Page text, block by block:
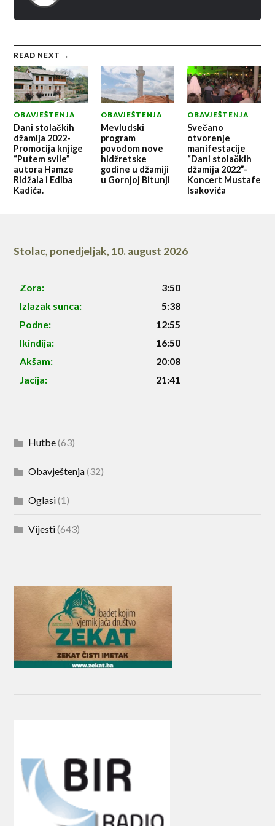
READ NEXT →
OBAVJEŠTENJA
Dani stolačkih
džamija 2022-
Promocija knjige
“Putem svile”
autora Hamze
Ridžala i Ediba
Kadića.
OBAVJEŠTENJA
Mevludski
program
povodom nove
hidžretske
godine u džamiji
u Gornjoj Bitunji
OBAVJEŠTENJA
Svečano
otvorenje
manifestacije
“Dani stolačkih
džamija 2022”-
Koncert Mustafe
Isakovića
Stolac, ponedjeljak, 10. august 2026
Zora:
3:50
Izlazak sunca:
5:38
Podne:
12:55
Ikindija:
16:50
Akšam:
20:08
Jacija:
21:41
Hutbe(63)
Obavještenja(32)
Oglasi(1)
Vijesti(643)